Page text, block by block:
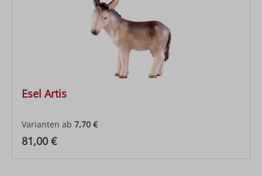
Esel Artis
Varianten ab 7,70 €
Regulärer Preis:
81,00 €